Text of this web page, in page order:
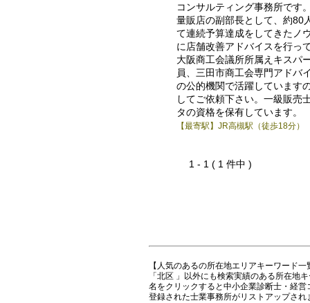
コンサルティング事務所です
量販店の副部長として、約80
て連続予算達成をしてきたノ
に店舗改善アドバイスを行っ
大阪商工会議所所属えキスパ
員、三田市商工会専門アドバ
の公的機関で活躍しています
してご依頼下さい。一級販売
タの資格を保有しています。
【最寄駅】JR高槻駅（徒歩18分）
1 - 1 ( 1 件中 )
【人気のあるの所在地エリアキーワード一
「北区 」以外にも検索実績のある所在地
名をクリックすると中小企業診断士・経
登録された士業事務所がリストアップされ